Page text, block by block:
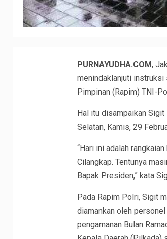
PURNAYUDHA.COM,
menindaklanjuti
Pimpinan (Rapim) TNI-
Hal itu disampaikan Sigit
Selatan, Kamis, 29
“Hari ini adalah
Cilangkap. Tentunya
Bapak Presiden,” kata
Pada Rapim Polri, Sigit
diamankan oleh
pengamanan Bulan